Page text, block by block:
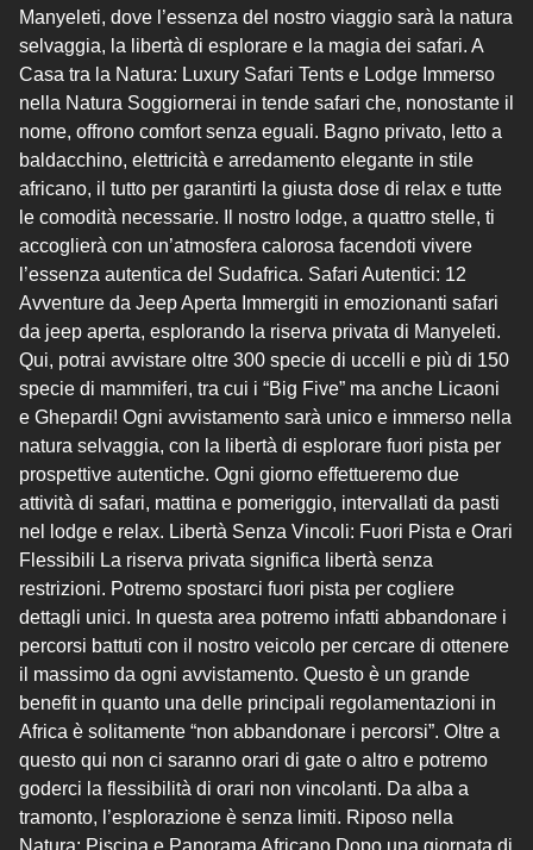
Manyeleti, dove l’essenza del nostro viaggio sarà la natura
selvaggia, la libertà di esplorare e la magia dei safari. A
Casa tra la Natura: Luxury Safari Tents e Lodge Immerso
nella Natura Soggiornerai in tende safari che, nonostante il
nome, offrono comfort senza eguali. Bagno privato, letto a
baldacchino, elettricità e arredamento elegante in stile
africano, il tutto per garantirti la giusta dose di relax e tutte
le comodità necessarie. Il nostro lodge, a quattro stelle, ti
accoglierà con un’atmosfera calorosa facendoti vivere
l’essenza autentica del Sudafrica. Safari Autentici: 12
Avventure da Jeep Aperta Immergiti in emozionanti safari
da jeep aperta, esplorando la riserva privata di Manyeleti.
Qui, potrai avvistare oltre 300 specie di uccelli e più di 150
specie di mammiferi, tra cui i “Big Five” ma anche Licaoni
e Ghepardi! Ogni avvistamento sarà unico e immerso nella
natura selvaggia, con la libertà di esplorare fuori pista per
prospettive autentiche. Ogni giorno effettueremo due
attività di safari, mattina e pomeriggio, intervallati da pasti
nel lodge e relax. Libertà Senza Vincoli: Fuori Pista e Orari
Flessibili La riserva privata significa libertà senza
restrizioni. Potremo spostarci fuori pista per cogliere
dettagli unici. In questa area potremo infatti abbandonare i
percorsi battuti con il nostro veicolo per cercare di ottenere
il massimo da ogni avvistamento. Questo è un grande
benefit in quanto una delle principali regolamentazioni in
Africa è solitamente “non abbandonare i percorsi”. Oltre a
questo qui non ci saranno orari di gate o altro e potremo
goderci la flessibilità di orari non vincolanti. Da alba a
tramonto, l’esplorazione è senza limiti. Riposo nella
Natura: Piscina e Panorama Africano Dopo una giornata di